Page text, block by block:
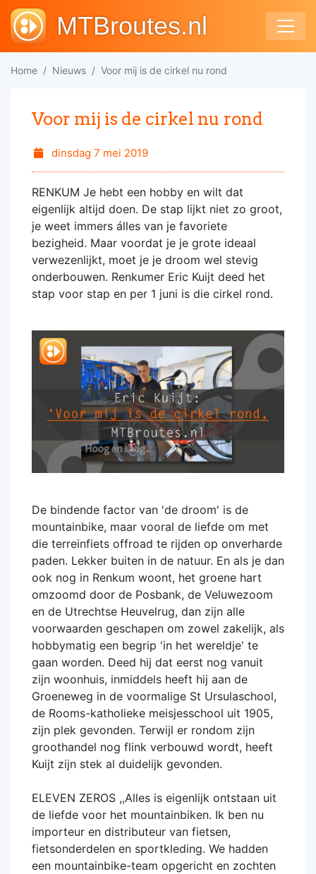
MTBroutes.nl
Home Nieuws Voor mij is de cirkel nu rond
Voor mij is de cirkel nu rond
dinsdag 7 mei 2019
RENKUM Je hebt een hobby en wilt dat
eigenlijk altijd doen. De stap lijkt niet zo groot,
je weet immers álles van je favoriete
bezigheid. Maar voordat je je grote ideaal
verwezenlijkt, moet je je droom wel stevig
onderbouwen. Renkumer Eric Kuijt deed het
stap voor stap en per 1 juni is die cirkel rond.
De bindende factor van 'de droom' is de
mountainbike, maar vooral de liefde om met
die terreinfiets offroad te rijden op onverharde
paden. Lekker buiten in de natuur. En als je dan
ook nog in Renkum woont, het groene hart
omzoomd door de Posbank, de Veluwezoom
en de Utrechtse Heuvelrug, dan zijn alle
voorwaarden geschapen om zowel zakelijk, als
hobbymatig een begrip 'in het wereldje' te
gaan worden. Deed hij dat eerst nog vanuit
zijn woonhuis, inmiddels heeft hij aan de
Groeneweg in de voormalige St Ursulaschool,
de Rooms-katholieke meisjesschool uit 1905,
zijn plek gevonden. Terwijl er rondom zijn
groothandel nog flink verbouwd wordt, heeft
Kuijt zijn stek al duidelijk gevonden.
ELEVEN ZEROS ,,Alles is eigenlijk ontstaan uit
de liefde voor het mountainbiken. Ik ben nu
importeur en distributeur van fietsen,
fietsonderdelen en sportkleding. We hadden
een mountainbike-team opgericht en zochten